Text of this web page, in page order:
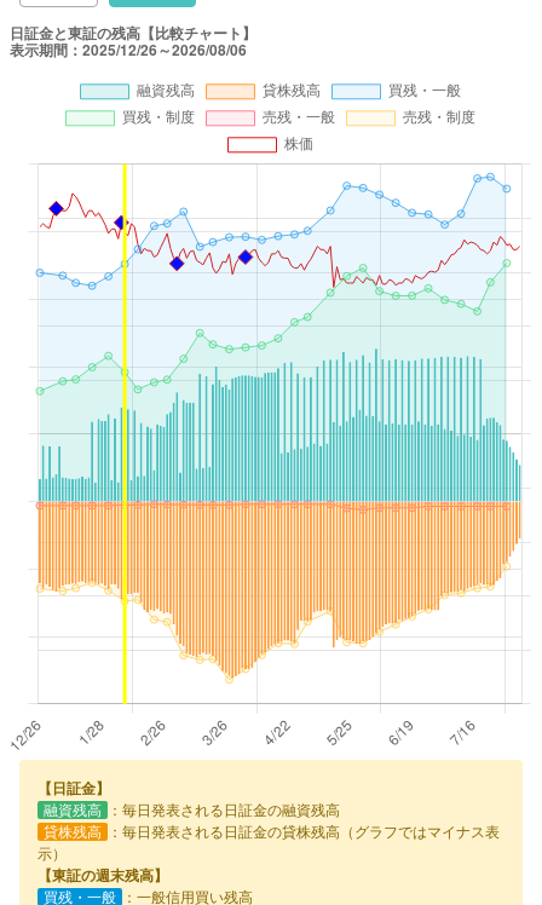
【日証金】
融資残高
：毎日発表される日証金の融資残高
貸株残高
：毎日発表される日証金の貸株残高（グラフではマイナス表
示）
【東証の週末残高】
買残・一般
：一般信用買い残高